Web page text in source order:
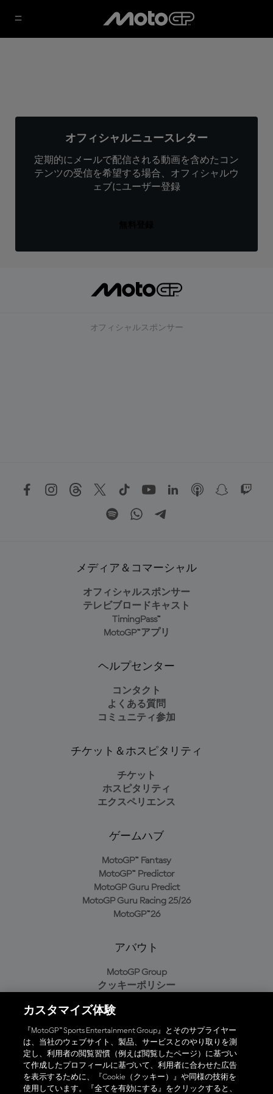
オフィシャルニュースレター
定期的にメールで配信される動画を含めたコン
テンツの受信を希望する場合、オフィシャルウ
ェブにユーザー登録
オフィシャルスポンサー
メディア＆コマーシャル
オフィシャルスポンサー
テレビブロードキャスト
TimingPass™
MotoGP™アプリ
ヘルプセンター
コンタクト
よくある質問
コミュニティ参加
チケット＆ホスピタリティ
チケット
ホスピタリティ
エクスペリエンス
ゲームハブ
MotoGP™ Fantasy
MotoGP™ Predictor
MotoGP Guru Predict
MotoGP Guru Racing 25/26
MotoGP™26
アバウト
MotoGP Group
クッキーポリシー
プライバシーポリシー
購入ポリシー
オフィシャルアプリ
カスタマイズ体験
『MotoGP™ Sports Entertainment Group』とそのサプライヤー
は、当社のウェブサイト、製品、サービスとのやり取りを測
定し、利用者の閲覧習慣（例えば閲覧したページ）に基づい
て作成したプロフィールに基づいて、利用者に合わせた広告
を表示するために、『Cookie（クッキー）』や同様の技術を
使用しています。『全てを有効にする』をクリックすると、